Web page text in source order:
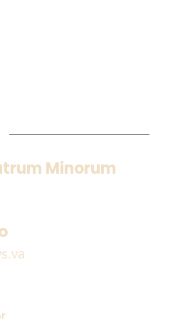
Estrela:
Irmão Sol
do TAU
Minorum